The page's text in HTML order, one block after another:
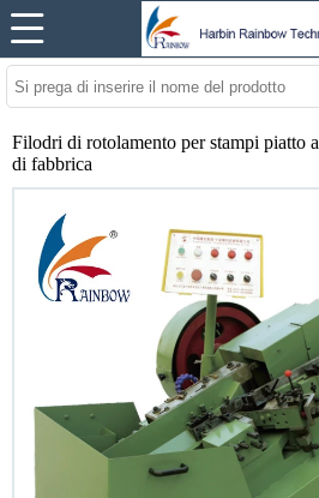
Filodri di rotolamento per stampi piatto
di fabbrica